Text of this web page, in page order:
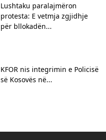
​Lushtaku paralajmëron
protesta: E vetmja zgjidhje
për bllokadën...
KFOR nis integrimin e Policisë
së Kosovës në...